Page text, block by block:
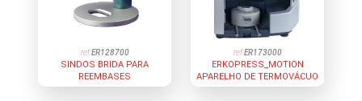
ref:ER128700
SINDOS BRIDA PARA
REEMBASES
ref:ER173000
ERKOPRESS_MOTION
APARELHO DE TERMOVÁCUO